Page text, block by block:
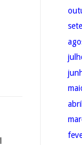
abril